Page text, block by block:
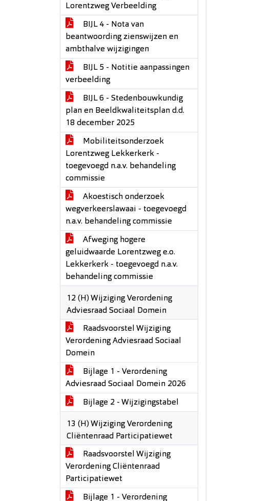
Lorentzweg Verbeelding
BIJL 4 - Nota van
beantwoording zienswijzen en
ambthalve wijzigingen
BIJL 5 - Notitie aanpassingen
verbeelding
BIJL 6 - Stedenbouwkundig
plan en Beeldkwaliteitsplan d.d.
18 december 2025
Mobiliteitsonderzoek
Lorentzweg Lekkerkerk -
toegevoegd n.a.v. behandeling
commissie
Akoestisch onderzoek
wegverkeerslawaai - toegevoegd
n.a.v. behandeling commissie
Afweging hogere
geluidwaarde Lorentzweg e.o.
Lekkerkerk - toegevoegd n.a.v.
behandeling commissie
12 (H) Wijziging Verordening
Adviesraad Sociaal Domein
Raadsvoorstel Wijziging
Verordening Adviesraad Sociaal
Domein
Bijlage 1 - Verordening
Adviesraad Sociaal Domein 2026
Bijlage 2 - Wijzigingstabel
13 (H) Wijziging Verordening
Cliëntenraad Participatiewet
Raadsvoorstel Wijziging
Verordening Cliëntenraad
Participatiewet
Bijlage 1 - Verordening